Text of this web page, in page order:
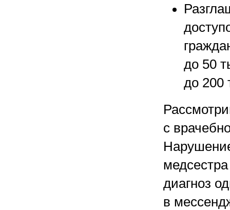
до 50
до 200
с
диагноз
в